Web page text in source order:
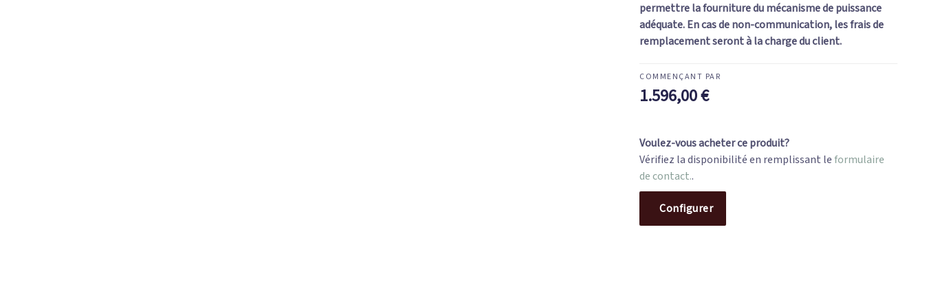
permettre la fourniture du mécanisme de puissance
adéquate. En cas de non-communication, les frais de
remplacement seront à la charge du client.
1.596,00€
Voulez-vous acheter ce produit?
Vérifiez la disponibilité en remplissant leformulaire
de contact..
Configurer